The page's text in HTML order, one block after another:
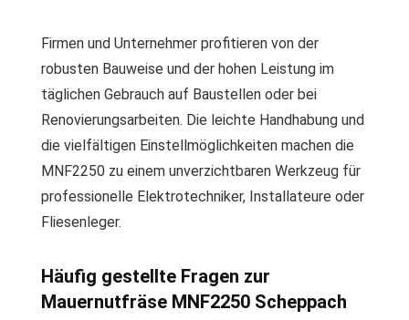
Firmen und Unternehmer profitieren von der
robusten Bauweise und der hohen Leistung im
täglichen Gebrauch auf Baustellen oder bei
Renovierungsarbeiten. Die leichte Handhabung und
die vielfältigen Einstellmöglichkeiten machen die
MNF2250 zu einem unverzichtbaren Werkzeug für
professionelle Elektrotechniker, Installateure oder
Fliesenleger.
Häufig gestellte Fragen zur
Mauernutfräse MNF2250 Scheppach